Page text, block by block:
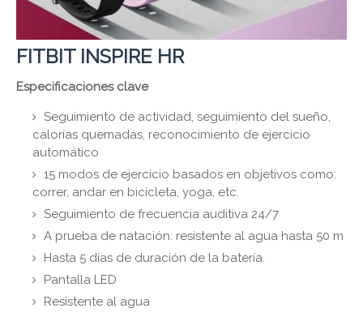
FITBIT INSPIRE HR
Especificaciones clave
Seguimiento de actividad, seguimiento del sueño,
calorías quemadas, reconocimiento de ejercicio
automático
15 modos de ejercicio basados ​​en objetivos como:
correr, andar en bicicleta, yoga, etc.
Seguimiento de frecuencia auditiva 24/7
A prueba de natación: resistente al agua hasta 50 m
Hasta 5 días de duración de la batería.
Pantalla LED
Resistente al agua